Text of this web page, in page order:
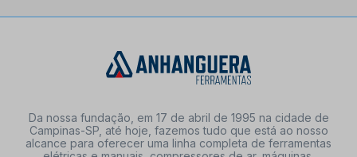
Da nossa fundação, em 17 de abril de 1995 na cidade de
Campinas-SP, até hoje, fazemos tudo que está ao nosso
alcance para oferecer uma linha completa de ferramentas